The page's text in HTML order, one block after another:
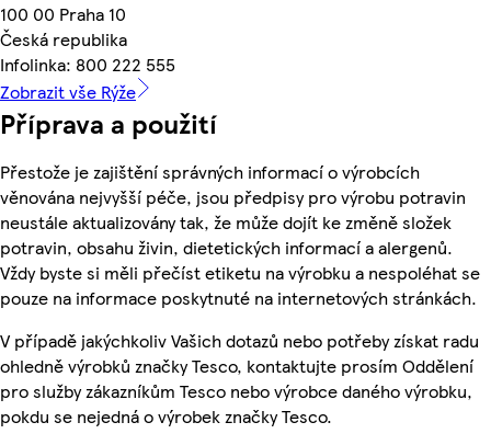
100 00 Praha 10
Česká republika
Infolinka: 800 222 555
Zobrazit vše Rýže
Příprava a použití
Přestože je zajištění správných informací o výrobcích
věnována nejvyšší péče, jsou předpisy pro výrobu potravin
neustále aktualizovány tak, že může dojít ke změně složek
potravin, obsahu živin, dietetických informací a alergenů.
Vždy byste si měli přečíst etiketu na výrobku a nespoléhat se
pouze na informace poskytnuté na internetových stránkách.
V případě jakýchkoliv Vašich dotazů nebo potřeby získat radu
ohledně výrobků značky Tesco, kontaktujte prosím Oddělení
pro služby zákazníkům Tesco nebo výrobce daného výrobku,
pokdu se nejedná o výrobek značky Tesco.